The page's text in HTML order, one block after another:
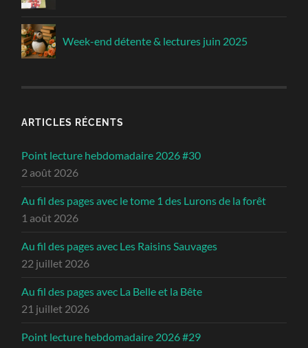
Week-end détente & lectures juin 2025
ARTICLES RÉCENTS
Point lecture hebdomadaire 2026 #30
2 août 2026
Au fil des pages avec le tome 1 des Lurons de la forêt
1 août 2026
Au fil des pages avec Les Raisins Sauvages
22 juillet 2026
Au fil des pages avec La Belle et la Bête
21 juillet 2026
Point lecture hebdomadaire 2026 #29